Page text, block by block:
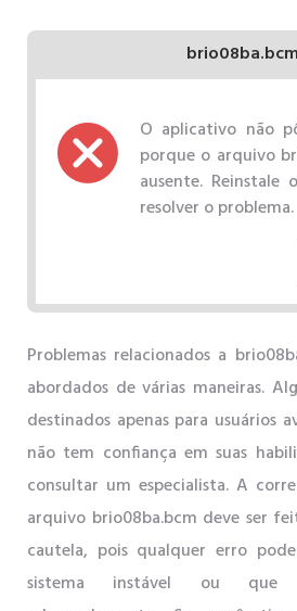
brio08ba.bcm
O aplicativo não
porque o arquivo
ausente. Reinstale
resolver o problema.
Problemas relacionados a
abordados de várias maneiras.
destinados apenas para usuários
não tem confiança em suas
consultar um especialista. A
arquivo brio08ba.bcm deve ser
cautela, pois qualquer erro
sistema instável ou que